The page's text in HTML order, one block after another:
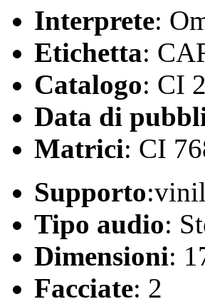
Interprete:
Etichetta:
Catalogo: CI
Data di
Matrici: CI
Supporto
Tipo audio:
Dimensioni:
Facciate: 2